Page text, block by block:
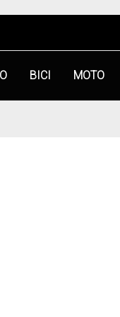
BICI MOTO